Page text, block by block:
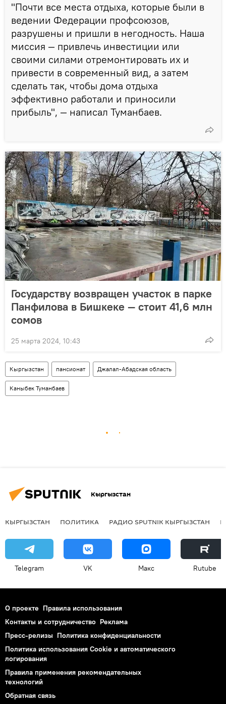
"Почти все места отдыха, которые были в
ведении Федерации профсоюзов,
разрушены и пришли в негодность. Наша
миссия — привлечь инвестиции или
своими силами отремонтировать их и
привести в современный вид, а затем
сделать так, чтобы дома отдыха
эффективно работали и приносили
прибыль", — написал Туманбаев.
Государству возвращен участок в парке
Панфилова в Бишкеке — стоит 41,6 млн
сомов
25 марта 2024, 10:43
Кыргызстан пансионат Джалал-Абадская область
Каныбек Туманбаев
Кыргызстан
КЫРГЫЗСТАН ПОЛИТИКА РАДИО SPUTNIK КЫРГЫЗСТАН
Telegram VK Макс Rutube
О проекте Правила использования
Контакты и сотрудничество Реклама
Пресс-релизы Политика конфиденциальности
Политика использования Cookie и автоматического
логирования
Правила применения рекомендательных
технологий
Обратная связь